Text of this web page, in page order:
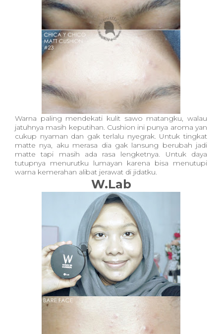
Warna paling mendekati kulit sawo matangku, walau
jatuhnya masih keputihan. Cushion ini punya aroma yan
cukup nyaman dan gak terlalu nyegrak. Untuk tingkat
matte nya, aku merasa dia gak lansung berubah jadi
matte tapi masih ada rasa lengketnya. Untuk daya
tutupnya menurutku lumayan karena bisa menutupi
warna kemerahan alibat jerawat di jidatku.
W.Lab